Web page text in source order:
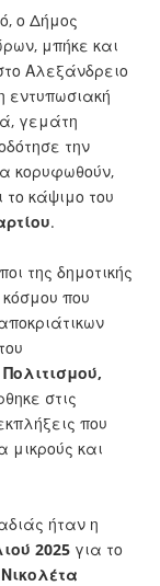
ο Δήμος
μπήκε και
Αλεξάνδρειο
εντυπωσιακή
γεμάτη
την
κορυφωθούν,
κάψιμο του
.
της δημοτικής
που
στις
που
μικρούς και
ήταν η
2025 για το
Νικολέτα